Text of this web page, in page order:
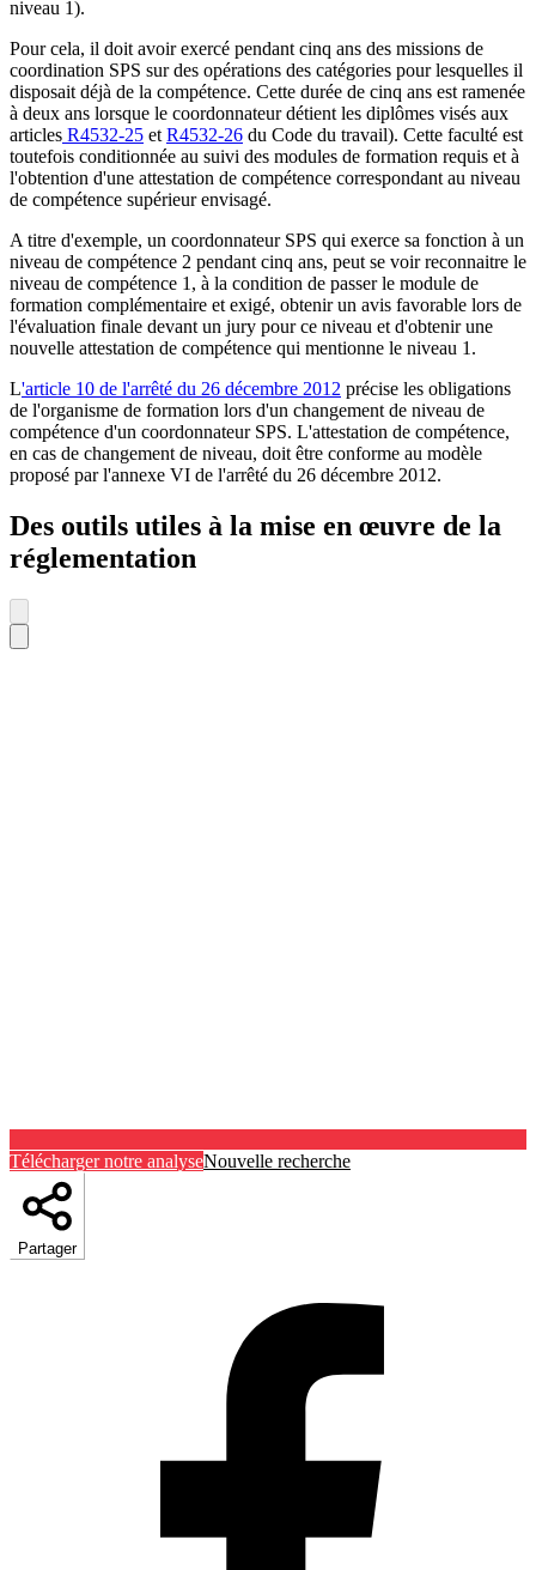
niveau 1).
Pour cela, il doit avoir exercé pendant cinq ans des missions de
coordination SPS sur des opérations des catégories pour lesquelles il
disposait déjà de la compétence. Cette durée de cinq ans est ramenée
à deux ans lorsque le coordonnateur détient les diplômes visés aux
articles R4532-25 et R4532-26 du Code du travail). Cette faculté est
toutefois conditionnée au suivi des modules de formation requis et à
l'obtention d'une attestation de compétence correspondant au niveau
de compétence supérieur envisagé.
A titre d'exemple, un coordonnateur SPS qui exerce sa fonction à un
niveau de compétence 2 pendant cinq ans, peut se voir reconnaitre le
niveau de compétence 1, à la condition de passer le module de
formation complémentaire et exigé, obtenir un avis favorable lors de
l'évaluation finale devant un jury pour ce niveau et d'obtenir une
nouvelle attestation de compétence qui mentionne le niveau 1.
L'article 10 de l'arrêté du 26 décembre 2012 précise les obligations
de l'organisme de formation lors d'un changement de niveau de
compétence d'un coordonnateur SPS. L'attestation de compétence,
en cas de changement de niveau, doit être conforme au modèle
proposé par l'annexe VI de l'arrêté du 26 décembre 2012.
Des outils utiles à la mise en œuvre de la
réglementation
Télécharger notre analyseNouvelle recherche
Partager